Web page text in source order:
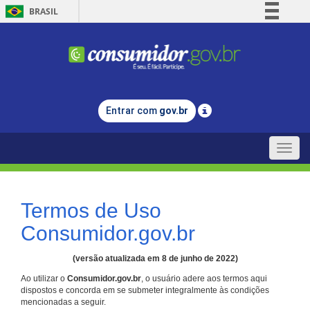
BRASIL
Comunica BR
Legislação
Entrar com gov.br
Toggle
Termos de Uso
Consumidor.gov.br
(versão atualizada em 8 de junho de 2022)
Ao utilizar o Consumidor.gov.br, o usuário adere aos termos aqui
dispostos e concorda em se submeter integralmente às condições
mencionadas a seguir.